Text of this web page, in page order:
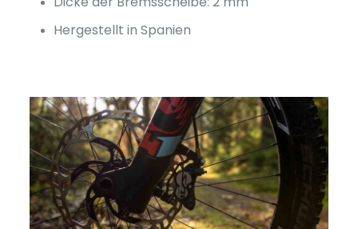
Hergestellt in Spanien